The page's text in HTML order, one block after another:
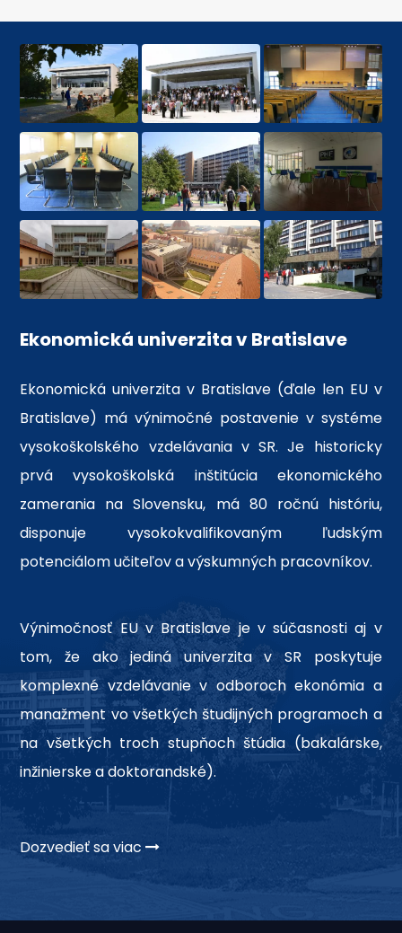
Ekonomická univerzita v Bratislave
Ekonomická univerzita v Bratislave (ďale len EU v
Bratislave) má výnimočné postavenie v systéme
vysokoškolského vzdelávania v SR. Je historicky
prvá vysokoškolská inštitúcia ekonomického
zamerania na Slovensku, má 80 ročnú históriu,
disponuje vysokokvalifikovaným ľudským
potenciálom učiteľov a výskumných pracovníkov.
Výnimočnosť EU v Bratislave je v súčasnosti aj v
tom, že ako jediná univerzita v SR poskytuje
komplexné vzdelávanie v odboroch ekonómia a
manažment vo všetkých študijných programoch a
na všetkých troch stupňoch štúdia (bakalárske,
inžinierske a doktorandské).
Dozvedieť sa viac